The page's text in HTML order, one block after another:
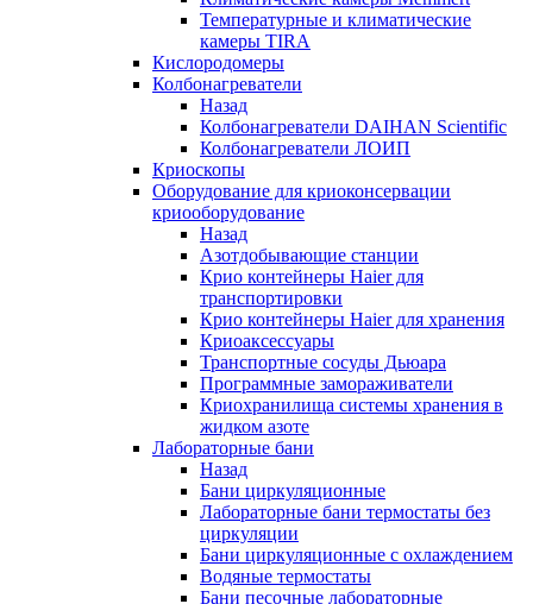
Температурные и климатические
камеры TIRA
Кислородомеры
Колбонагреватели
Назад
Колбонагреватели DAIHAN Scientific
Колбонагреватели ЛОИП
Криоскопы
Оборудование для криоконсервации
криооборудование
Назад
Азотдобывающие станции
Крио контейнеры Haier для
транспортировки
Крио контейнеры Haier для хранения
Криоаксессуары
Транспортные сосуды Дьюара
Программные замораживатели
Криохранилища системы хранения в
жидком азоте
Лабораторные бани
Назад
Бани циркуляционные
Лабораторные бани термостаты без
циркуляции
Бани циркуляционные с охлаждением
Водяные термостаты
Бани песочные лабораторные